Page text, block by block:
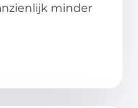
minder